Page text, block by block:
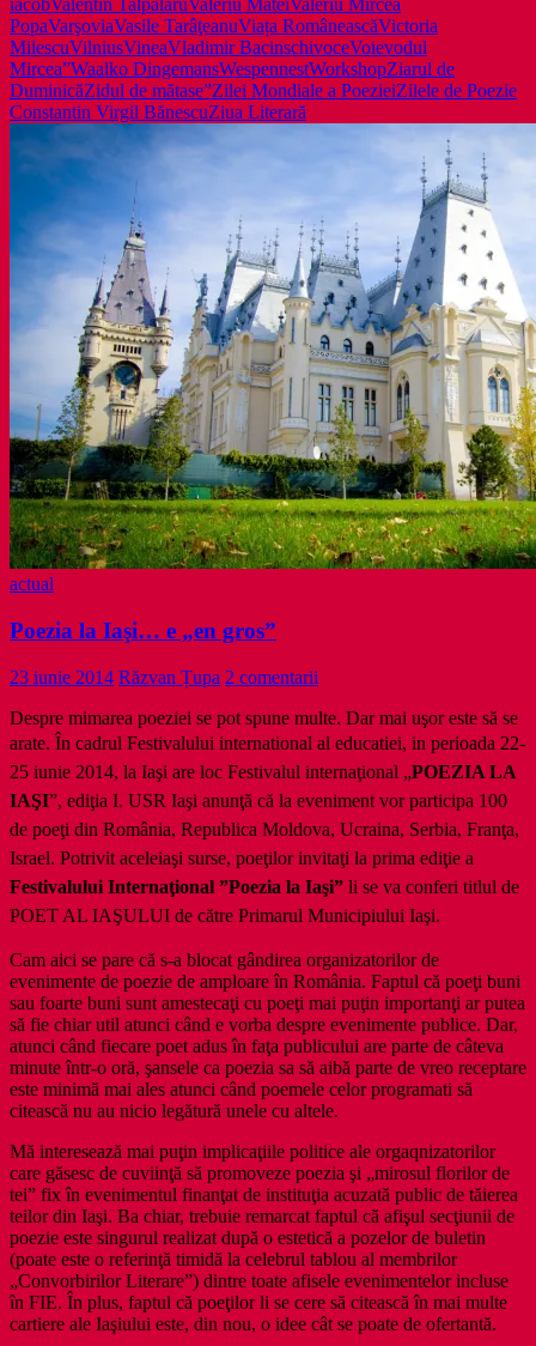
iacobValentin TalpalaruValeriu MateiValeriu Mircea
PopaVarşoviaVasile TarâţeanuViața RomâneascăVictoria
MilescuVilniusVineaVladimir BacinschivoceVoievodul
Mircea”Waalko DingemansWespennestWorkshopZiarul de
DuminicăZidul de mătase”Zilei Mondiale a PoezieiZilele de Poezie
Constantin Virgil BănescuZiua Literară
actual
Poezia la Iaşi… e „en gros”
23 iunie 2014 Răzvan Țupa 2 comentarii
Despre mimarea poeziei se pot spune multe. Dar mai uşor este să se
arate. În cadrul Festivalului international al educatiei, in perioada 22-
25 iunie 2014, la Iaşi are loc Festivalul internaţional „POEZIA LA
IAŞI”, ediţia I. USR Iaşi anunţă că la eveniment vor participa 100
de poeţi din România, Republica Moldova, Ucraina, Serbia, Franţa,
Israel. Potrivit aceleiaşi surse, poeţilor invitaţi la prima ediţie a
Festivalului Internaţional ”Poezia la Iaşi” li se va conferi titlul de
POET AL IAŞULUI de către Primarul Municipiului Iaşi.
Cam aici se pare că s-a blocat gândirea organizatorilor de
evenimente de poezie de amploare în România. Faptul că poeţi buni
sau foarte buni sunt amestecaţi cu poeţi mai puţin importanţi ar putea
să fie chiar util atunci când e vorba despre evenimente publice. Dar,
atunci când fiecare poet adus în faţa publicului are parte de câteva
minute într-o oră, şansele ca poezia sa să aibă parte de vreo receptare
este minimă mai ales atunci când poemele celor programati să
citească nu au nicio legătură unele cu altele.
Mă interesează mai puţin implicaţiile politice ale orgaqnizatorilor
care găsesc de cuviinţă să promoveze poezia şi „mirosul florilor de
tei” fix în evenimentul finanţat de instituţia acuzată public de tăierea
teilor din Iaşi. Ba chiar, trebuie remarcat faptul că afişul secţiunii de
poezie este singurul realizat după o estetică a pozelor de buletin
(poate este o referinţă timidă la celebrul tablou al membrilor
„Convorbirilor Literare”) dintre toate afisele evenimentelor incluse
în FIE. În plus, faptul că poeţilor li se cere să citească în mai multe
cartiere ale Iaşiului este, din nou, o idee cât se poate de ofertantă.